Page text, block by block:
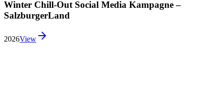
Winter Chill-Out Social Media Kampagne –
SalzburgerLand
2026View